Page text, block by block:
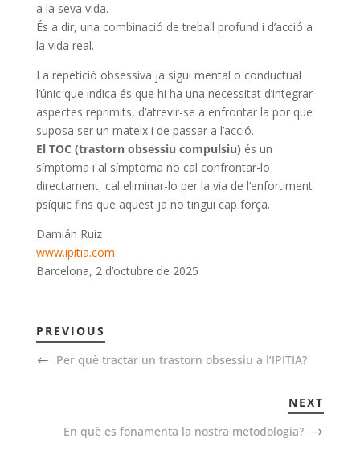
a la seva vida.
És a dir, una combinació de treball profund i d’acció a
la vida real.
La repetició obsessiva ja sigui mental o conductual
l’únic que indica és que hi ha una necessitat d’integrar
aspectes reprimits, d’atrevir-se a enfrontar la por que
suposa ser un mateix i de passar a l’acció.
El TOC (trastorn obsessiu compulsiu) és un
símptoma i al símptoma no cal confrontar-lo
directament, cal eliminar-lo per la via de l’enfortiment
psíquic fins que aquest ja no tingui cap força.
Damián Ruiz
www.ipitia.com
Barcelona, 2 d’octubre de 2025
PREVIOUS
Per què tractar un trastorn obsessiu a l’IPITIA?
NEXT
En què es fonamenta la nostra metodologia?